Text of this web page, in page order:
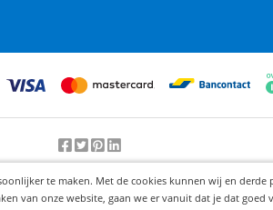
© 2012-2026 Knaak Commerce B.V.
te maken. Met de cookies kunnen wij en
van onze website, gaan we er vanuit dat je dat